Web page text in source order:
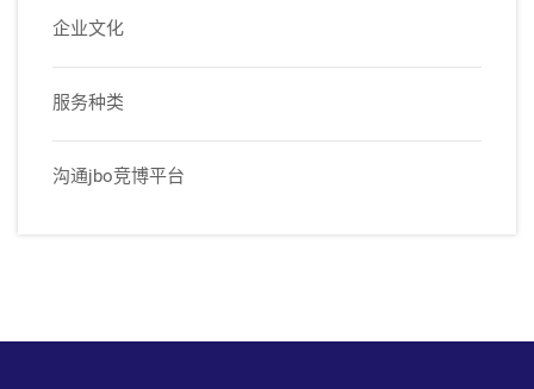
企业文化
服务种类
沟通jbo竞博平台